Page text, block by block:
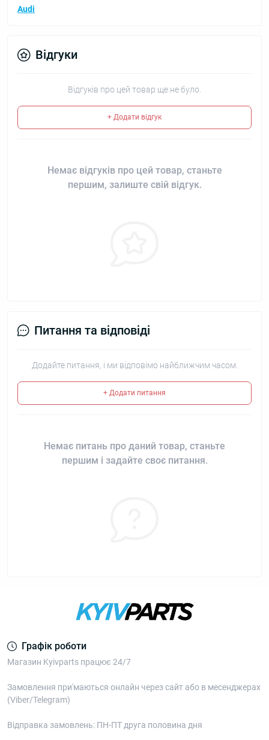
Audi
Відгуки
Відгуків про цей товар ще не було.
+ Додати відгук
Немає відгуків про цей товар, станьте
першим, залиште свій відгук.
Питання та відповіді
Додайте питання, і ми відповімо найближчим часом.
+ Додати питання
Немає питань про даний товар, станьте
першим і задайте своє питання.
Графік роботи
Магазин Kyivparts працює 24/7
Замовлення при'маються онлайн через сайт або в месенджерах
(Viber/Telegram)
Відправка замовлень: ПН-ПТ друга половина дня